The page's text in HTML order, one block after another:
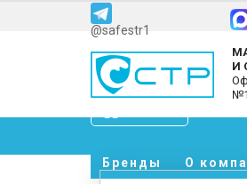
@safestr1
И
Бренды О